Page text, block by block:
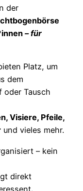
der
– für
Platz, um
dem
oder Tausch
Visiere, Pfeile,
und vieles mehr.
– kein
direkt